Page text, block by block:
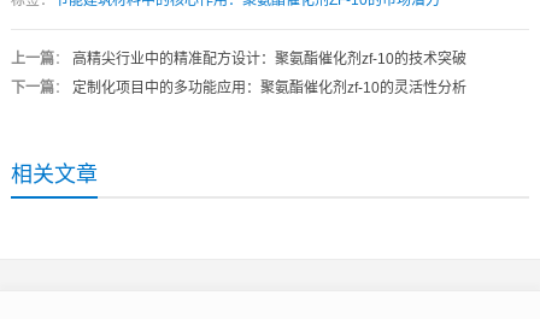
上一篇： 高精尖行业中的精准配方设计：聚氨酯催化剂zf-10的技术突破
下一篇： 定制化项目中的多功能应用：聚氨酯催化剂zf-10的灵活性分析
相关文章